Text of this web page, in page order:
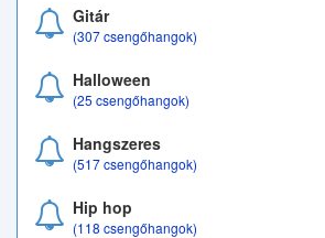
Gitár
(307 csengőhangok)
Halloween
(25 csengőhangok)
Hangszeres
(517 csengőhangok)
Hip hop
(118 csengőhangok)